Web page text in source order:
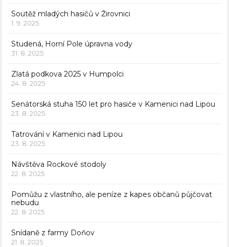
Soutěž mladých hasičů v Žirovnici
1. 9. 2025
Studená, Horní Pole úpravna vody
31. 8. 2025
Zlatá podkova 2025 v Humpolci
24. 8. 2025
Senátorská stuha 150 let pro hasiče v Kamenici nad Lipou
23. 8. 2025
Tatrování v Kamenici nad Lipou
23. 8. 2025
Návštěva Rockové stodoly
22. 8. 2025
Pomůžu z vlastního, ale peníze z kapes občanů půjčovat
nebudu
22. 8. 2025
Snídaně z farmy Doňov
21. 8. 2025